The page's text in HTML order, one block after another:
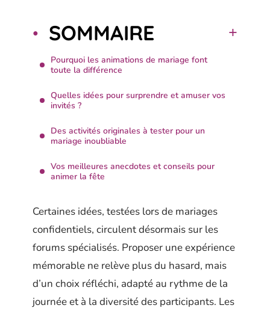
SOMMAIRE
Pourquoi les animations de mariage font
toute la différence
Quelles idées pour surprendre et amuser vos
invités ?
Des activités originales à tester pour un
mariage inoubliable
Vos meilleures anecdotes et conseils pour
animer la fête
Certaines idées, testées lors de mariages
confidentiels, circulent désormais sur les
forums spécialisés. Proposer une expérience
mémorable ne relève plus du hasard, mais
d’un choix réfléchi, adapté au rythme de la
journée et à la diversité des participants. Les